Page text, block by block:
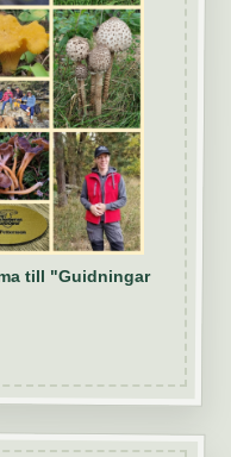
till "Guidningar